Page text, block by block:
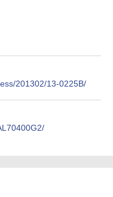
201302/13-0225B/